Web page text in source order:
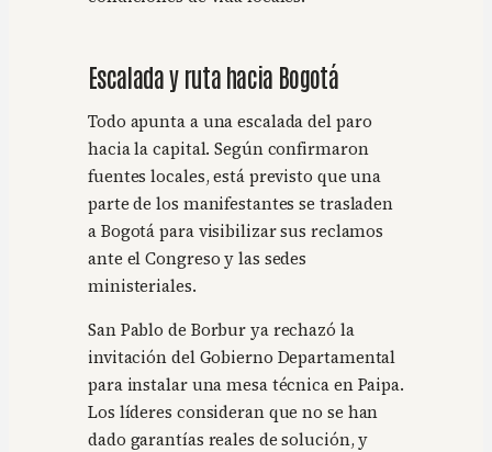
Escalada y ruta hacia Bogotá
Todo apunta a una escalada del paro
hacia la capital. Según confirmaron
fuentes locales, está previsto que una
parte de los manifestantes se trasladen
a Bogotá para visibilizar sus reclamos
ante el Congreso y las sedes
ministeriales.
San Pablo de Borbur ya rechazó la
invitación del Gobierno Departamental
para instalar una mesa técnica en Paipa.
Los líderes consideran que no se han
dado garantías reales de solución, y